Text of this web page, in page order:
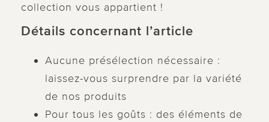
collection vous appartient !
Détails concernant l’article
Aucune présélection nécessaire :
laissez-vous surprendre par la variété
de nos produits
Pour tous les goûts : des éléments de